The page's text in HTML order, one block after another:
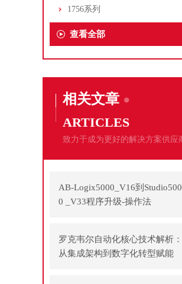
1756系列
查看全部
相关文章
ARTICLES
致力于成为更好的解决方案供应
AB-Logix5000_V16到Studio500
0 _V33程序升级-操作法
罗克韦尔自动化核心技术解析：
从集成架构到数字化转型赋能